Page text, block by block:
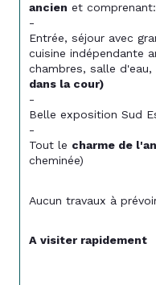
ancien et comprenant:
-
Entrée, séjour avec
cuisine indépendante
chambres, salle
dans la cour)
-
Belle exposition Sud
-
Tout le charme de
cheminée)
Aucun travaux à
A visiter rapidement